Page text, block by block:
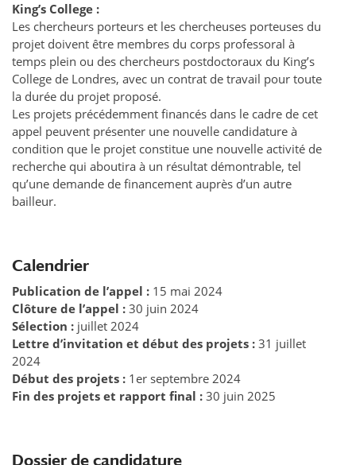
King’s College :
Les chercheurs porteurs et les chercheuses porteuses du
projet doivent être membres du corps professoral à
temps plein ou des chercheurs postdoctoraux du King’s
College de Londres, avec un contrat de travail pour toute
la durée du projet proposé.
Les projets précédemment financés dans le cadre de cet
appel peuvent présenter une nouvelle candidature à
condition que le projet constitue une nouvelle activité de
recherche qui aboutira à un résultat démontrable, tel
qu’une demande de financement auprès d’un autre
bailleur.
Calendrier
Publication de l’appel : 15 mai 2024
Clôture de l’appel : 30 juin 2024
Sélection : juillet 2024
Lettre d’invitation et début des projets : 31 juillet
2024
Début des projets : 1er septembre 2024
Fin des projets et rapport final : 30 juin 2025
Dossier de candidature